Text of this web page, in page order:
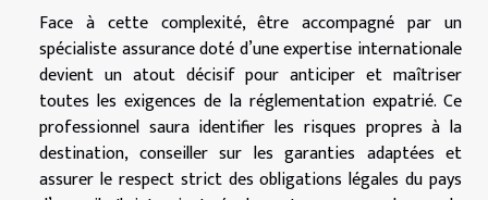
Face à cette complexité, être accompagné par un
spécialiste assurance doté d’une expertise internationale
devient un atout décisif pour anticiper et maîtriser
toutes les exigences de la réglementation expatrié. Ce
professionnel saura identifier les risques propres à la
destination, conseiller sur les garanties adaptées et
assurer le respect strict des obligations légales du pays